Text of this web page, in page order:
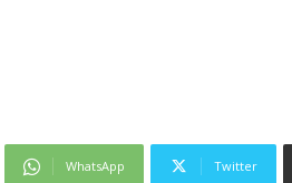
WhatsApp Twitter